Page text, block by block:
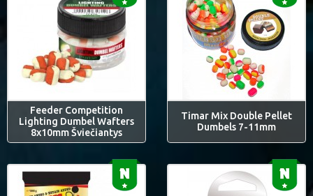
Feeder Competition
Lighting Dumbel Wafters
8x10mm Šviečiantys
Timar Mix Double Pellet
Dumbels 7-11mm